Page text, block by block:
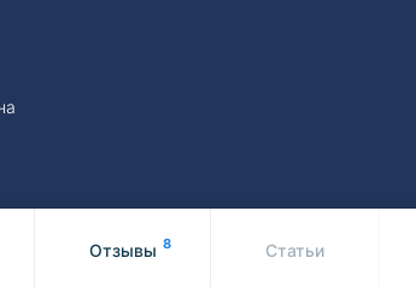
Отзывы 8 Статьи